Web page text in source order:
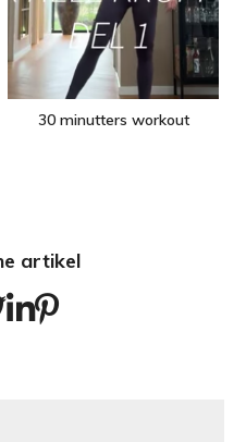
30 minutters workout
artikel